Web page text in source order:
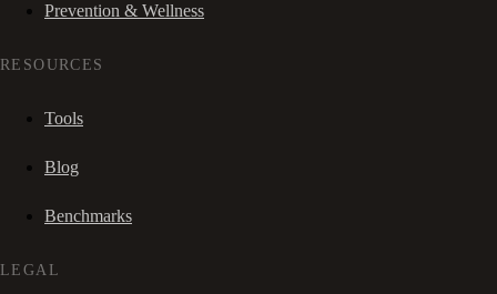
Prevention & Wellness
RESOURCES
Tools
Blog
Benchmarks
LEGAL